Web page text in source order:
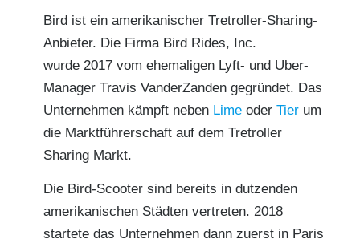
Birdist ein amerikanischer Tretroller-Sharing-
Anbieter. Die Firma Bird Rides, Inc.
wurde 2017 vom ehemaligen Lyft- und Uber-
Manager Travis VanderZanden gegründet. Das
Unternehmen kämpft neben Limeoder Tierum
die Marktführerschaft auf dem Tretroller
Sharing Markt.
Die Bird-Scooter sind bereits in dutzenden
amerikanischen Städten vertreten. 2018
startete das Unternehmen dann zuerst in Paris